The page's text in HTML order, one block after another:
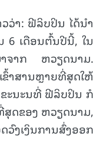
ວ່າ: ຟີລິບປິນ ໄດ້ນຳ
6 ເດືອນຕົ້ນປີນີ້, ໃນ
າກ ຫວຽດນາມ.
າສານຫຼາຍທີ່ສຸດໃຫ້
ະນະນທີ່ ຟີລິບປິນ ກໍ
ດຂອງ ຫວຽດນາມ,
ງເງິນການສົ່ງອອກ